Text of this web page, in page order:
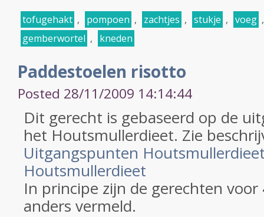
tofugehakt , pompoen , zachtjes , stukje , voeg
gemberwortel , kneden
Paddestoelen risotto
Posted 28/11/2009 14:14:44
Dit gerecht is gebaseerd op de
het Houtsmullerdieet. Zie
Uitgangspunten
Houtsmullerdieet
In principe zijn de gerechten
anders vermeld.